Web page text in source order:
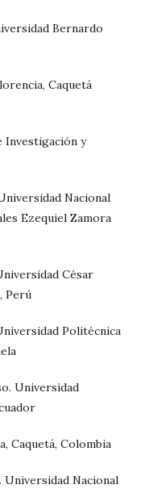
Bernardo
Caquetá
Investigación y
Nacional
Ezequiel Zamora
César
Perú
Politécnica
Universidad
Caquetá, Colombia
Universidad Nacional